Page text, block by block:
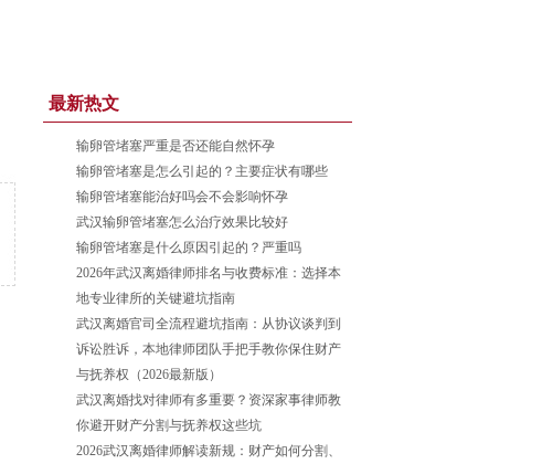
最新热文
输卵管堵塞严重是否还能自然怀孕
输卵管堵塞是怎么引起的？主要症状有哪些
输卵管堵塞能治好吗会不会影响怀孕
武汉输卵管堵塞怎么治疗效果比较好
输卵管堵塞是什么原因引起的？严重吗
2026年武汉离婚律师排名与收费标准：选择本
地专业律所的关键避坑指南
武汉离婚官司全流程避坑指南：从协议谈判到
诉讼胜诉，本地律师团队手把手教你保住财产
与抚养权（2026最新版）
武汉离婚找对律师有多重要？资深家事律师教
你避开财产分割与抚养权这些坑
2026武汉离婚律师解读新规：财产如何分割、